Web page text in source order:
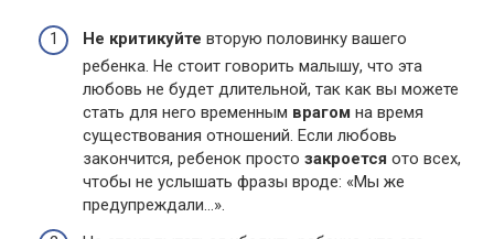
Не критикуйте вторую половинку вашего
ребенка. Не стоит говорить малышу, что эта
любовь не будет длительной, так как вы можете
стать для него временным врагом на время
существования отношений. Если любовь
закончится, ребенок просто закроется ото всех,
чтобы не услышать фразы вроде: «Мы же
предупреждали…».